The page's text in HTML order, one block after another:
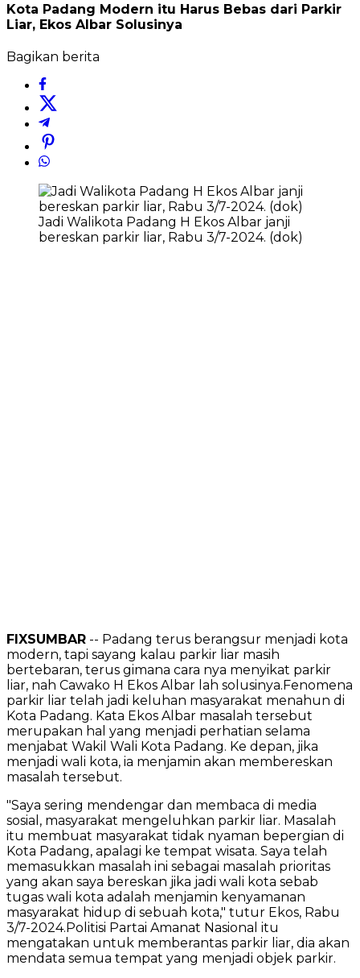
Kota Padang Modern itu Harus Bebas dari Parkir
Liar, Ekos Albar Solusinya
Bagikan berita
Jadi Walikota Padang H Ekos Albar janji
bereskan parkir liar, Rabu 3/7-2024. (dok)
FIXSUMBAR -- Padang terus berangsur menjadi kota
modern, tapi sayang kalau parkir liar masih
bertebaran, terus gimana cara nya menyikat parkir
liar, nah Cawako H Ekos Albar lah solusinya.Fenomena
parkir liar telah jadi keluhan masyarakat menahun di
Kota Padang. Kata Ekos Albar masalah tersebut
merupakan hal yang menjadi perhatian selama
menjabat Wakil Wali Kota Padang. Ke depan, jika
menjadi wali kota, ia menjamin akan membereskan
masalah tersebut.
"Saya sering mendengar dan membaca di media
sosial, masyarakat mengeluhkan parkir liar. Masalah
itu membuat masyarakat tidak nyaman bepergian di
Kota Padang, apalagi ke tempat wisata. Saya telah
memasukkan masalah ini sebagai masalah prioritas
yang akan saya bereskan jika jadi wali kota sebab
tugas wali kota adalah menjamin kenyamanan
masyarakat hidup di sebuah kota," tutur Ekos, Rabu
3/7-2024.Politisi Partai Amanat Nasional itu
mengatakan untuk memberantas parkir liar, dia akan
mendata semua tempat yang menjadi objek parkir.